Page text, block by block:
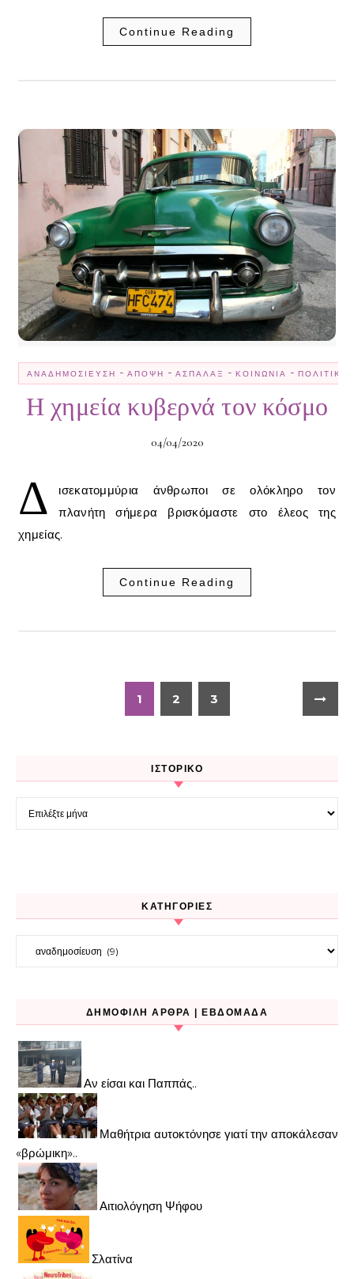
Continue Reading
ΑΝΑΔΗΜΟΣΊΕΥΣΗ - ΆΠΟΨΗ - ΑΣΠΆΛΑΞ - ΚΟΙΝΩΝΊΑ - ΠΟΛΙΤΙΚΉ
Η χημεία κυβερνά τον κόσμο
04/04/2020
Δ
ισεκατομμύρια άνθρωποι σε ολόκληρο τον
πλανήτη σήμερα βρισκόμαστε στο έλεος της
χημείας.
Continue Reading
1 2 3
ΙΣΤΟΡΙΚΌ
KΑΤΗΓΟΡΊΕΣ
ΔΗΜΟΦΙΛΉ ΆΡΘΡΑ | ΕΒΔΟΜΆΔΑ
Αν είσαι και Παππάς..
Μαθήτρια αυτοκτόνησε γιατί την αποκάλεσαν
«βρώμικη»..
Αιτιολόγηση Ψήφου
Σλατίνα